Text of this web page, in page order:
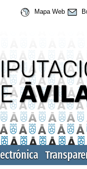
Mapa Web